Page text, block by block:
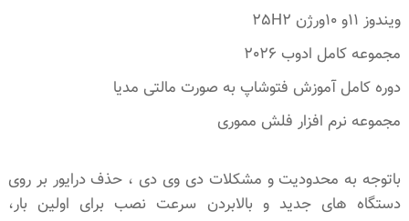
ویندوز 11و 10ورژن 25H2
مجموعه کامل ادوب 2026
دوره کامل آموزش فتوشاپ به صورت مالتی مدیا
مجموعه نرم افزار فلش مموری
باتوجه به محدودیت و مشکلات دی وی دی ، حذف درایور بر روی
دستگاه های جدید و بالابردن سرعت نصب برای اولین بار،